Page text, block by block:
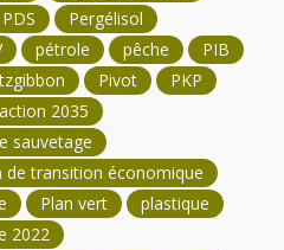
PDS
Pergélisol
pétrole pêche
PIB
Pivot
PKP
2035
sauvetage
de transition économique
Plan vert
plastique
2022